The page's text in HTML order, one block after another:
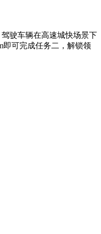
驶车辆在高速城快场景下
即可完成任务二，解锁领